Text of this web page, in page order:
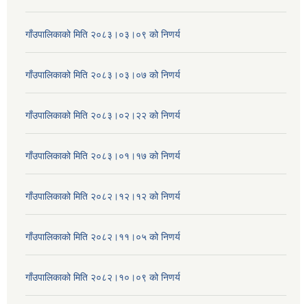
गाँउपालिकाको मिति २०८३।०३।०९ को निणर्य
गाँउपालिकाको मिति २०८३।०३।०७ को निणर्य
गाँउपालिकाको मिति २०८३।०२।२२ को निणर्य
गाँउपालिकाको मिति २०८३।०१।१७ को निणर्य
गाँउपालिकाको मिति २०८२।१२।१२ को निणर्य
गाँउपालिकाको मिति २०८२।११।०५ को निणर्य
गाँउपालिकाको मिति २०८२।१०।०९ को निणर्य